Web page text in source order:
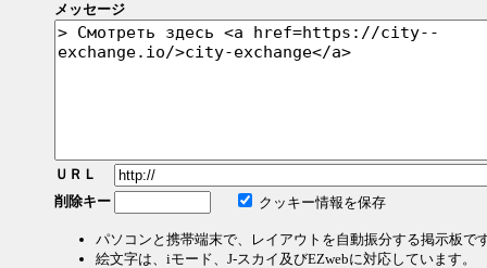
メッセージ
ＵＲＬ
削除キー
クッキー情報を保存
パソコンと携帯端末で、レイアウトを自動振分する掲示板で
絵文字は、iモード、J-スカイ及びEZwebに対応しています。